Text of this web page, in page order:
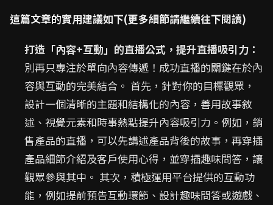
這篇文章的實用建議如下(更多細節請繼續往下閱讀)
打造「內容+互動」的直播公式，提升直播吸引力：
別再只專注於單向內容傳遞！成功直播的關鍵在於內
容與互動的完美結合。 首先，針對你的目標觀眾，
設計一個清晰的主題和結構化的內容，善用故事敘
述、視覺元素和時事熱點提升內容吸引力。例如，銷
售產品的直播，可以先講述產品背後的故事，再穿插
產品細節介紹及客戶使用心得，並穿插趣味問答，讓
觀眾參與其中。 其次，積極運用平台提供的互動功
能，例如提前預告互動環節、設計趣味問答或遊戲、